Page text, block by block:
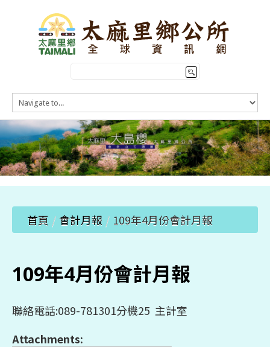
HOME
訊息公告
本鄉簡介
公所介紹
觀光導覽
便民服務
首頁 / 會計月報 / 109年4月份會計月報
109年4月份會計月報
聯絡電話:089-781301分機25 主計室
Attachments: